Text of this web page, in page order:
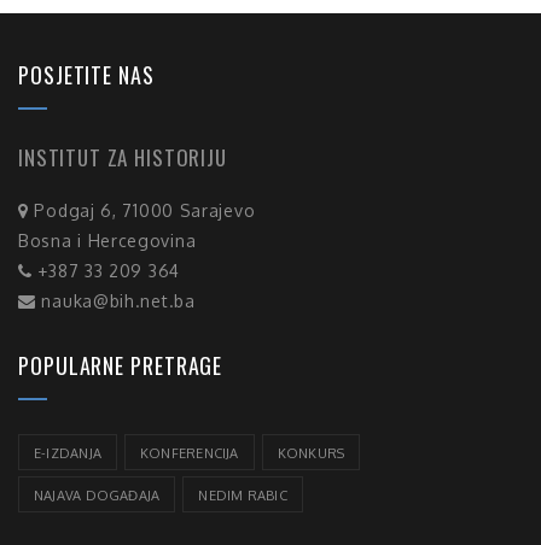
POSJETITE NAS
INSTITUT ZA HISTORIJU
Podgaj 6, 71000 Sarajevo
Bosna i Hercegovina
+387 33 209 364
nauka@bih.net.ba
POPULARNE PRETRAGE
E-IZDANJA KONFERENCIJA KONKURS
NAJAVA DOGAĐAJA NEDIM RABIC